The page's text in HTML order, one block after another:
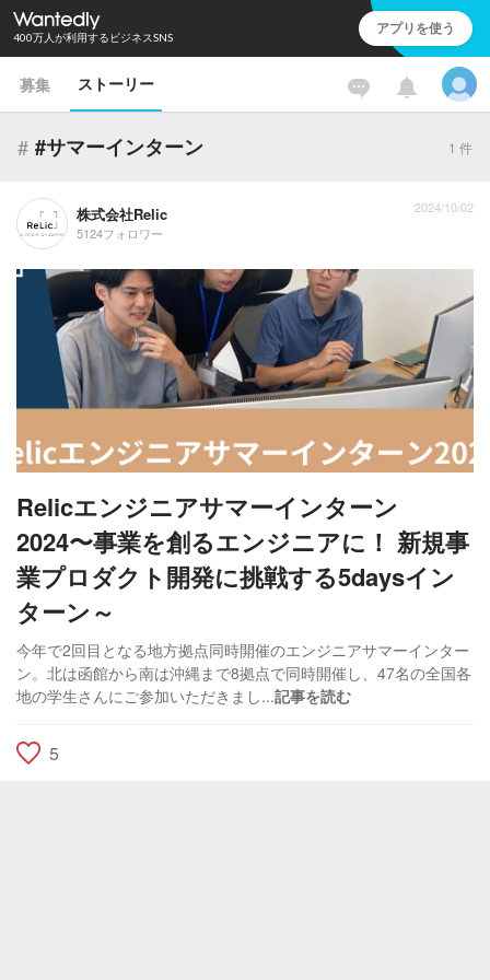
400万人が利用するビジネスSNS アプリを使う
募集 ストーリー
# #サマーインターン 1 件
株式会社Relic
5124フォロワー
2024/10/02
Relicエンジニアサマーインターン
2024〜事業を創るエンジニアに！ 新規事
業プロダクト開発に挑戦する5daysイン
ターン～
今年で2回目となる地方拠点同時開催のエンジニアサマーインター
ン。北は函館から南は沖縄まで8拠点で同時開催し、47名の全国各
地の学生さんにご参加いただきまし...記事を読む
5